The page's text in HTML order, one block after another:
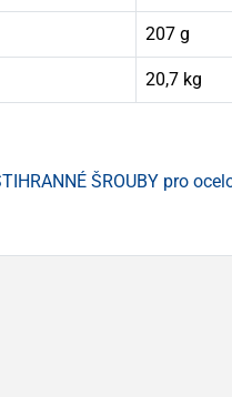
207 g
20,7 kg
ŠROUBY pro